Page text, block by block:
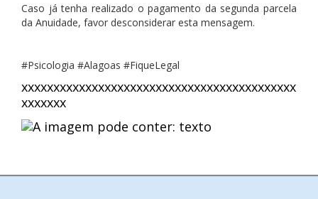
Caso já tenha realizado o pagamento da segunda parcela
da Anuidade, favor desconsiderar esta mensagem.
#Psicologia #Alagoas #FiqueLegal
xxxxxxxxxxxxxxxxxxxxxxxxxxxxxxxxxxxxxxxxxxx
xxxxxxx